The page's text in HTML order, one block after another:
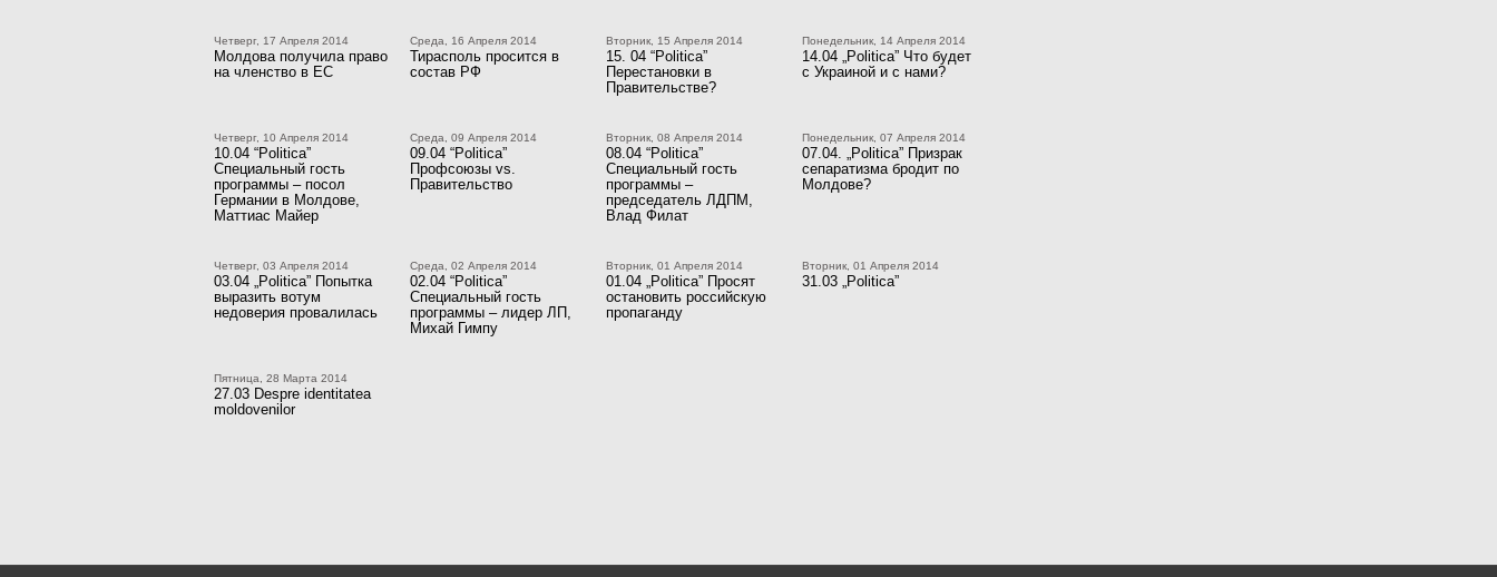
Четверг, 17 Апреля 2014
Молдова получила право
на членство в ЕС
Среда, 16 Апреля 2014
Тирасполь просится в
состав РФ
Вторник, 15 Апреля 2014
15. 04 “Politica”
Перестановки в
Правительстве?
Понедельник, 14 Апреля 2014
14.04 „Politica” Что будет
с Украиной и с нами?
Четверг, 10 Апреля 2014
10.04 “Politica”
Специальный гость
программы – посол
Германии в Молдове,
Маттиас Майер
Среда, 09 Апреля 2014
09.04 “Politica”
Профсоюзы vs.
Правительство
Вторник, 08 Апреля 2014
08.04 “Politica”
Специальный гость
программы –
председатель ЛДПМ,
Влад Филат
Понедельник, 07 Апреля 2014
07.04. „Politica” Призрак
сепаратизма бродит по
Молдове?
Четверг, 03 Апреля 2014
03.04 „Politica” Попытка
выразить вотум
недоверия провалилась
Среда, 02 Апреля 2014
02.04 “Politica”
Специальный гость
программы – лидер ЛП,
Михай Гимпу
Вторник, 01 Апреля 2014
01.04 „Politica” Просят
остановить российскую
пропаганду
Вторник, 01 Апреля 2014
31.03 „Politica”
Пятница, 28 Марта 2014
27.03 Despre identitatea
moldovenilor